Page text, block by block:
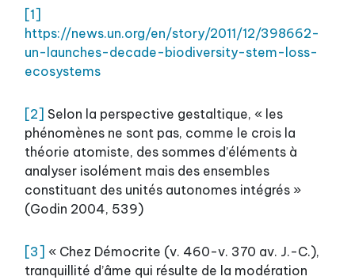
[1]
https://news.un.org/en/story/2011/12/398662-
un-launches-decade-biodiversity-stem-loss-
ecosystems
[2] Selon la perspective gestaltique, « les
phénomènes ne sont pas, comme le crois la
théorie atomiste, des sommes d’éléments à
analyser isolément mais des ensembles
constituant des unités autonomes intégrés »
(Godin 2004, 539)
[3] « Chez Démocrite (v. 460-v. 370 av. J.-C.),
tranquillité d’âme qui résulte de la modération